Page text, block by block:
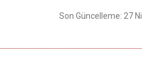
Son Güncelleme: 27